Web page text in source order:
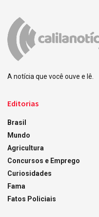
A notícia que você ouve e lê.
Editorias
Brasil
Mundo
Agricultura
Concursos e Emprego
Curiosidades
Fama
Fatos Policiais